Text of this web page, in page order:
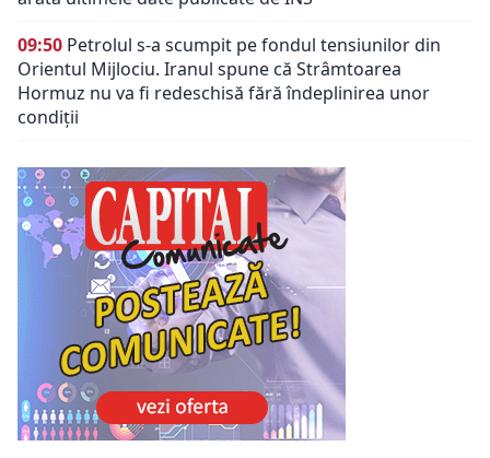
09:50 Petrolul s-a scumpit pe fondul tensiunilor din
Orientul Mijlociu. Iranul spune că Strâmtoarea
Hormuz nu va fi redeschisă fără îndeplinirea unor
condiții